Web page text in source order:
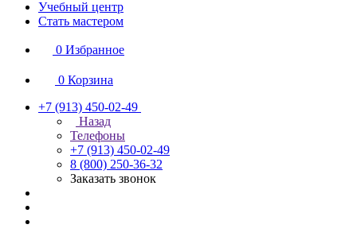
Учебный центр
Стать мастером
0 Избранное
0 Корзина
+7 (913) 450-02-49
Назад
Телефоны
+7 (913) 450-02-49
8 (800) 250-36-32
Заказать звонок